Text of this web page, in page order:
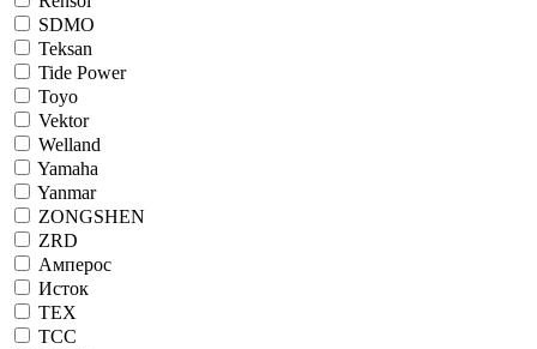
SDMO
Teksan
Tide Power
Toyo
Vektor
Welland
Yamaha
Yanmar
ZONGSHEN
ZRD
Амперос
Исток
ТЕХ
ТСС